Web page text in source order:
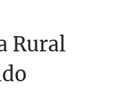
Rural